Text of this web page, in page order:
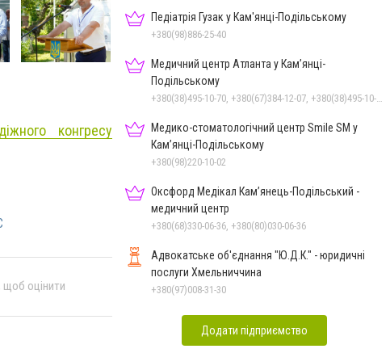
конгресу
, щоб оцінити
Педіатрія Гузак у Кам'янці-Подільському
+380(98)886-25-40
Медичний центр Атланта у Кам’янці-
Подільському
+380(38)495-10-70, +380(67)384-12-07, +380(38)495-10-80
Медико-стоматологічний центр Smile SM у
Кам’янці-Подільському
+380(98)220-10-02
Оксфорд Медікал Кам’янець-Подільський -
медичний центр
+380(68)330-06-36, +380(80)030-06-36
Адвокатське об'єднання "Ю.Д.К." - юридичні
послуги Хмельниччина
+380(97)008-31-30
Додати підприємство